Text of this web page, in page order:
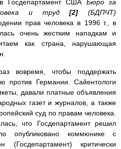
Госдепартамент США Бюро за
и труд[2] (БДПЧТ)
прав человека в 1996 г., в
очень жестким нападкам и
как страна, нарушающая
вовремя, чтобы поддержать
против Германии. Сайентологи
давали платные объявления
газет и журналов, а также
суд по правам человека.
что Госдепартамент решил
опубликовано коммюнике с
критически